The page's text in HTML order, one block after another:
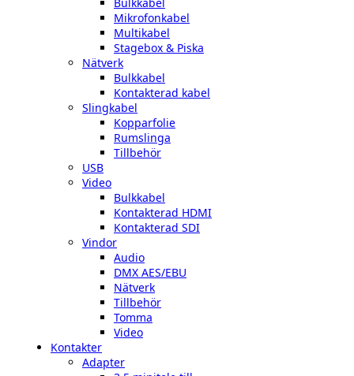
Mikrofonkabel
Multikabel
Stagebox & Piska
Nätverk
Bulkkabel
Kontakterad kabel
Slingkabel
Kopparfolie
Rumslinga
Tillbehör
USB
Video
Bulkkabel
Kontakterad HDMI
Kontakterad SDI
Vindor
Audio
DMX AES/EBU
Nätverk
Tillbehör
Tomma
Video
Kontakter
Adapter